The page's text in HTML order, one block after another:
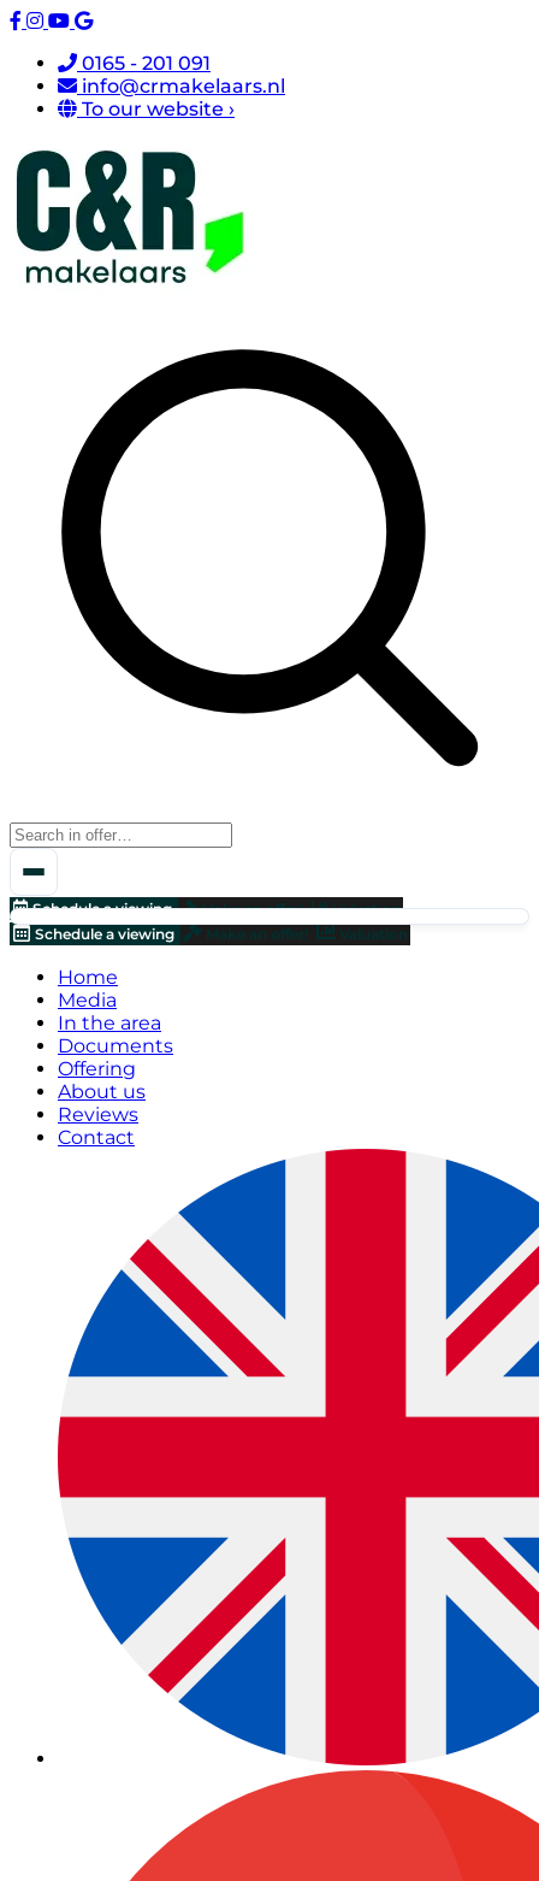
0165 - 201 091
info@crmakelaars.nl
To our website ›
Schedule a viewing Make an offer!
Valuation
Schedule a viewing
Make an offer! Valuation
Home
Media
In the area
Documents
Offering
About us
Reviews
Contact